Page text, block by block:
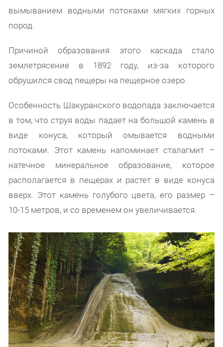
вымыванием водными потоками мягких горных
пород.
Причиной образования этого каскада стало
землетрясение в 1892 году, из-за которого
обрушился свод пещеры на пещерное озеро.
Особенность Шакуранского водопада заключается
в том, что струя воды падает на большой камень в
виде конуса, который омывается водными
потоками. Этот камень напоминает сталагмит –
натечное минеральное образование, которое
располагается в пещерах и растет в виде конуса
вверх. Этот камень голубого цвета, его размер –
10-15 метров, и со временем он увеличивается.